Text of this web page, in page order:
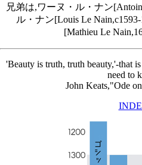
兄弟は,ワーヌ・ル・ナン
ル・ナン[Louis Le
[Mathieu Le
'Beauty is truth, truth beauty,'-that
need to
John Keats,"Ode